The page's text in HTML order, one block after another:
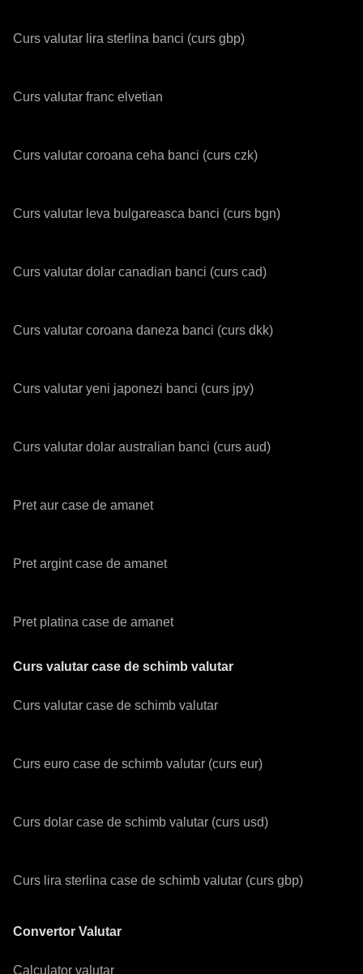
Curs valutar lira sterlina banci (curs gbp)
Curs valutar franc elvetian
Curs valutar coroana ceha banci (curs czk)
Curs valutar leva bulgareasca banci (curs bgn)
Curs valutar dolar canadian banci (curs cad)
Curs valutar coroana daneza banci (curs dkk)
Curs valutar yeni japonezi banci (curs jpy)
Curs valutar dolar australian banci (curs aud)
Pret aur case de amanet
Pret argint case de amanet
Pret platina case de amanet
Curs valutar case de schimb valutar
Curs valutar case de schimb valutar
Curs euro case de schimb valutar (curs eur)
Curs dolar case de schimb valutar (curs usd)
Curs lira sterlina case de schimb valutar (curs gbp)
Convertor Valutar
Calculator valutar